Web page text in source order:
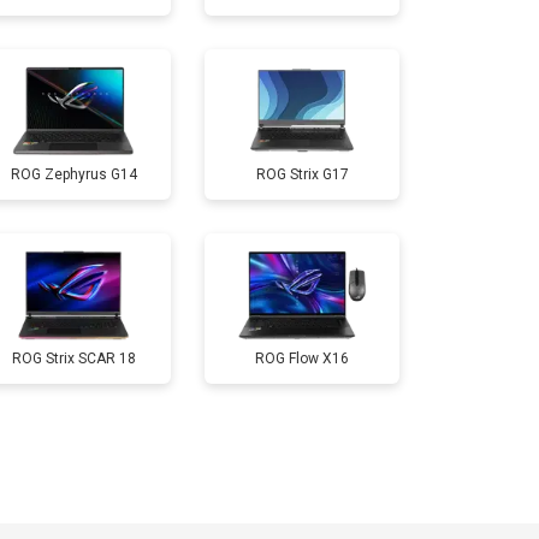
3300 ₽ Заказать
3800 ₽ Заказать
1500 ₽ Заказать
2900 ₽ Заказать
1200 ₽ Заказать
ROG Zephyrus G14 ROG Strix G17
ROG Strix SCAR 18 ROG Flow X16